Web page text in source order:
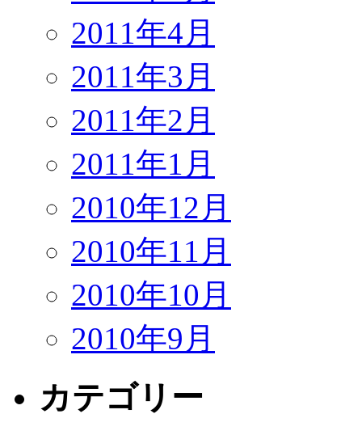
2011年4月
2011年3月
2011年2月
2011年1月
2010年12月
2010年11月
2010年10月
2010年9月
カテゴリー